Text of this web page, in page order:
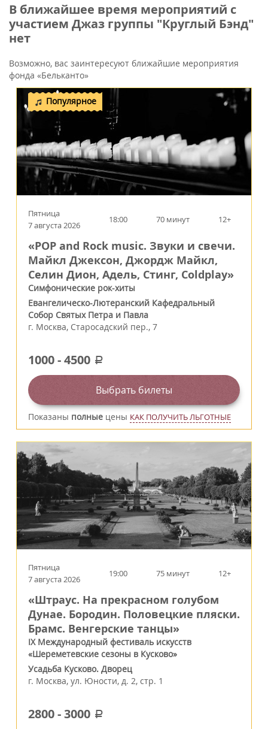
В ближайшее время мероприятий с
участием Джаз группы "Круглый Бэнд"
нет
Возможно, вас заинтересуют ближайшие мероприятия
фонда «Бельканто»
Популярное
Пятница
7 августа 2026
18:00 70 минут 12+
«POP and Rock music. Звуки и свечи.
Майкл Джексон, Джордж Майкл,
Селин Дион, Адель, Стинг, Coldplay»
Симфонические рок-хиты
Евангелическо-Лютеранский Кафедральный
Собор Святых Петра и Павла
г. Москва, Старосадский пер., 7
1000-4500 a
Выбрать билеты
Показаны полные цены КАК ПОЛУЧИТЬ ЛЬГОТНЫЕ
Пятница
7 августа 2026
19:00 75 минут 12+
«Штраус. На прекрасном голубом
Дунае. Бородин. Половецкие пляски.
Брамс. Венгерские танцы»
IX Международный фестиваль искусств
«Шереметевские сезоны в Кусково»
Усадьба Кусково. Дворец
г. Москва, ул. Юности, д. 2, стр. 1
2800-3000 a